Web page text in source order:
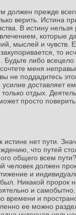
должен прежде
верить. Истина
В истину
которые
мыслей и чувств.
то
либо
меня
не поддадитесь
усилие доставляет
отдых.
просто
истине нет пути.
что путей
общего всем пути?
должен
и
Никакой пророк
и
времени и
ее можно